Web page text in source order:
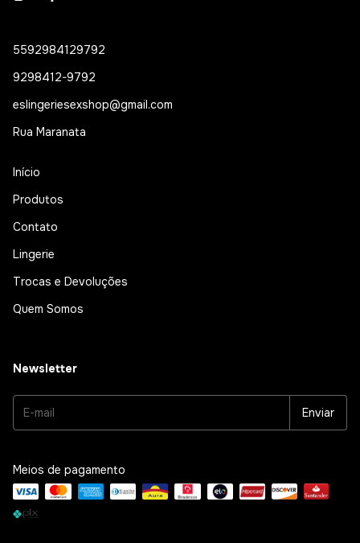
5592984129792
9298412-9792
eslingeriesexshop@gmail.com
Rua Maranata
Início
Produtos
Contato
Lingerie
Trocas e Devoluções
Quem Somos
Newsletter
Meios de pagamento